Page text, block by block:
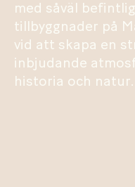
med såväl
tillbyggnader på
vid att skapa en
inbjudande
historia och natur.